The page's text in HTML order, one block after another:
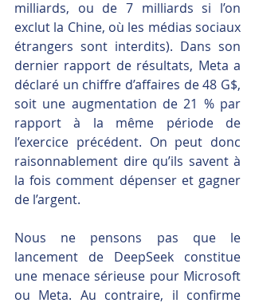
milliards, ou de 7 milliards si l’on
exclut la Chine, où les médias sociaux
étrangers sont interdits). Dans son
dernier rapport de résultats, Meta a
déclaré un chiffre d’affaires de 48 G$,
soit une augmentation de 21 % par
rapport à la même période de
l’exercice précédent. On peut donc
raisonnablement dire qu’ils savent à
la fois comment dépenser et gagner
de l’argent.
Nous ne pensons pas que le
lancement de DeepSeek constitue
une menace sérieuse pour Microsoft
ou Meta. Au contraire, il confirme